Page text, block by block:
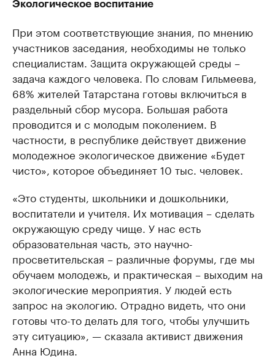
Экологическое воспитание
При этом соответствующие знания, по мнению
участников заседания, необходимы не только
специалистам. Защита окружающей среды –
задача каждого человека. По словам Гильмеева,
68% жителей Татарстана готовы включиться в
раздельный сбор мусора. Большая работа
проводится и с молодым поколением. В
частности, в республике действует движение
молодежное экологическое движение «Будет
чисто», которое объединяет 10 тыс. человек.
«Это студенты, школьники и дошкольники,
воспитатели и учителя. Их мотивация – сделать
окружающую среду чище. У нас есть
образовательная часть, это научно-
просветительская – различные форумы, где мы
обучаем молодежь, и практическая – выходим на
экологические мероприятия. У людей есть
запрос на экологию. Отрадно видеть, что они
готовы что-то делать для того, чтобы улучшить
эту ситуацию», — сказала активист движения
Анна Юдина.